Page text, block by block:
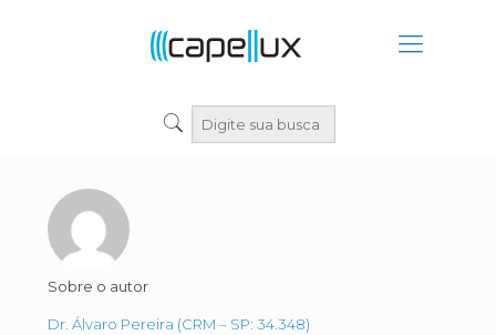
Sobre o autor
Dr. Álvaro Pereira (CRM – SP: 34.348)